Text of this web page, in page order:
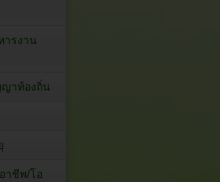
ารงาน
าท้องถิ่น
าชีพ/โอ